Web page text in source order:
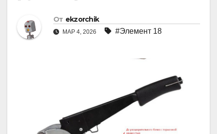
От ekzorchik
МАР 4, 2026 #Элемент 18